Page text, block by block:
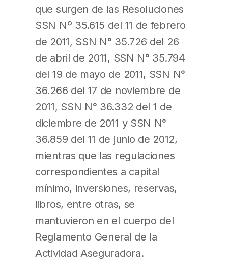
que surgen de las Resoluciones
SSN Nº 35.615 del 11 de febrero
de 2011, SSN N° 35.726 del 26
de abril de 2011, SSN N° 35.794
del 19 de mayo de 2011, SSN N°
36.266 del 17 de noviembre de
2011, SSN N° 36.332 del 1 de
diciembre de 2011 y SSN N°
36.859 del 11 de junio de 2012,
mientras que las regulaciones
correspondientes a capital
mínimo, inversiones, reservas,
libros, entre otras, se
mantuvieron en el cuerpo del
Reglamento General de la
Actividad Aseguradora.